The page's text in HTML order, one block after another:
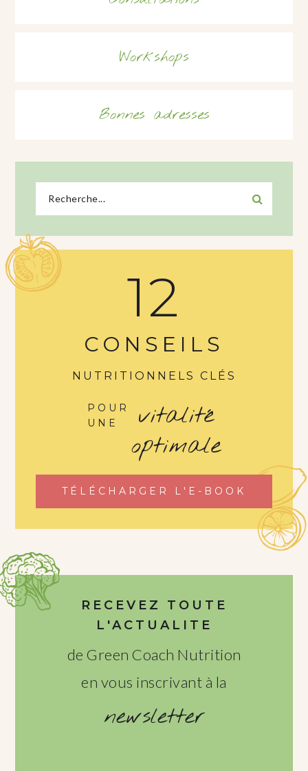
Workshops
Bonnes adresses
12
CONSEILS
NUTRITIONNELS CLÉS
POUR
UNE
vitalité
optimale
TÉLÉCHARGER L'E-BOOK
RECEVEZ TOUTE
L'ACTUALITE
de Green Coach Nutrition
en vous inscrivant à la
newsletter